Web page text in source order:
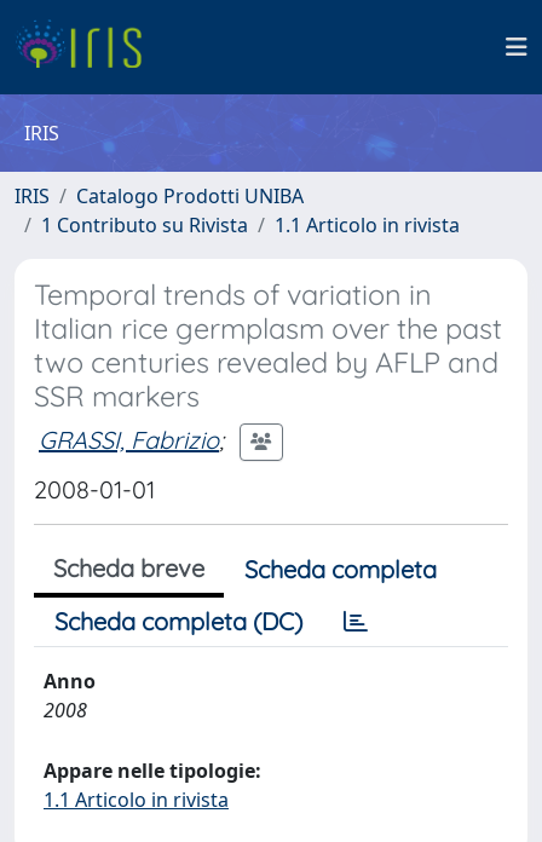
IRIS
IRIS
Catalogo Prodotti UNIBA
1 Contributo su Rivista
1.1 Articolo in rivista
Temporal trends of variation in
Italian rice germplasm over the past
two centuries revealed by AFLP and
SSR markers
GRASSI, Fabrizio;
2008-01-01
Scheda breve
Scheda completa
Scheda completa (DC)
Anno
2008
Appare nelle tipologie:
1.1 Articolo in rivista